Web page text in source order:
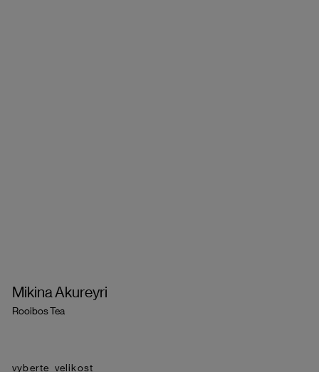
Mikina Akureyri
Rooibos Tea
velikost